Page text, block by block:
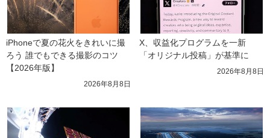
iPhoneで夏の花火をきれいに撮
ろう 誰でもできる撮影のコツ
【2026年版】
2026年8月8日
X、収益化プログラムを一新
「オリジナル投稿」が基準に
2026年8月8日